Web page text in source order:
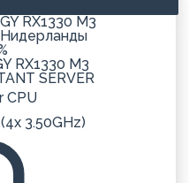
Нидерланды
RX1330 M3
SERVER
3.50GHz)